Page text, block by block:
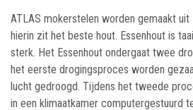
ATLAS mokerstelen worden gemaakt uit
hierin zit het beste hout. Essenhout is
sterk. Het Essenhout ondergaat twee
het eerste drogingsproces worden
lucht gedroogd. Tijdens het tweede
in een klimaatkamer computergestuurd